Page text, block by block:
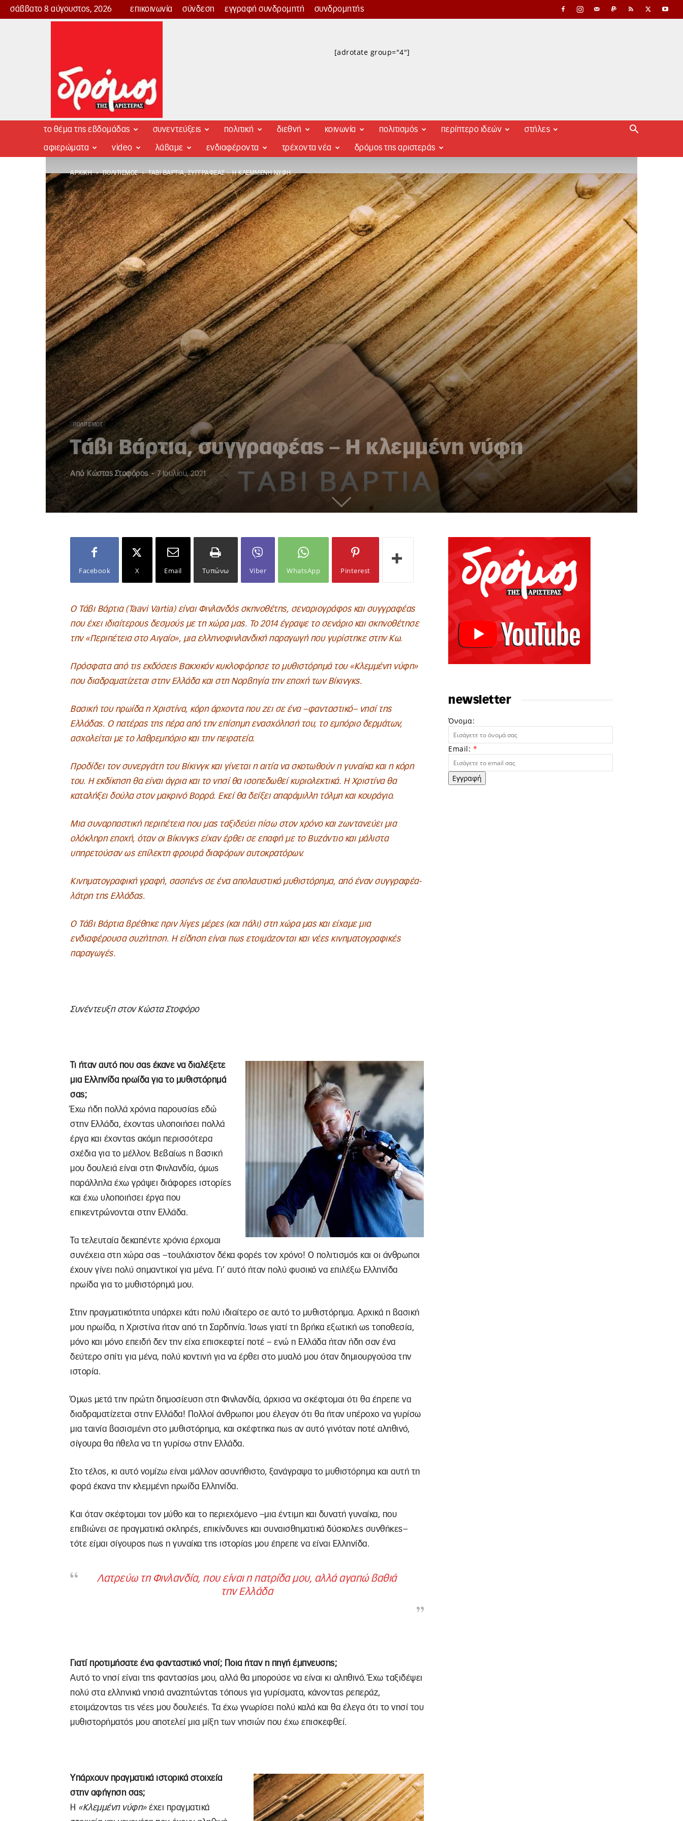
σάββατο 8 αύγουστος, 2026 επικοινωνία σύνδεση εγγραφή συνδρομητή συνδρομητής
Δρόμος
[adrotate group="4"]
το θέμα της εβδομάδας συνεντεύξεις πολιτική διεθνή κοινωνία πολιτισμός περίπτερο ιδεών στήλες
αφιερώματα video λάβαμε ενδιαφέροντα τρέχοντα νέα δρόμος της αριστεράς
ΑΡΧΙΚΉ ΠΟΛΙΤΙΣΜΌΣ ΤΆΒΙ ΒΆΡΤΙΑ, ΣΥΓΓΡΑΦΈΑΣ – Η ΚΛΕΜΜΈΝΗ ΝΎΦΗ
ΠΟΛΙΤΙΣΜΌΣ
Τάβι Βάρτια, συγγραφέας – Η κλεμμένη νύφη
Από Κώστας Στοφόρος - 7 Ιουλίου, 2021
Facebook X Email Τυπώνω Viber WhatsApp Pinterest
Ο Τάβι Βάρτια (Taavi Vartia) είναι Φινλανδός σκηνοθέτης, σεναριογράφος και συγγραφέας
που έχει ιδιαίτερους δεσμούς με τη χώρα μας. Το 2014 έγραψε το σενάριο και σκηνοθέτησε
την «Περιπέτεια στο Αιγαίο», μια ελληνοφινλανδική παραγωγή που γυρίστηκε στην Κω.
Πρόσφατα από τις εκδόσεις Βακχικόν κυκλοφόρησε το μυθιστόρημά του «Κλεμμένη νύφη»
που διαδραματίζεται στην Ελλάδα και στη Νορβηγία την εποχή των Βίκινγκς.
Βασική του ηρωίδα η Χριστίνα, κόρη άρχοντα που ζει σε ένα –φανταστικό– νησί της
Ελλάδας. Ο πατέρας της πέρα από την επίσημη ενασχόλησή του, το εμπόριο δερμάτων,
ασχολείται με το λαθρεμπόριο και την πειρατεία.
Προδίδει τον συνεργάτη του Βίκινγκ και γίνεται η αιτία να σκοτωθούν η γυναίκα και η κόρη
του. Η εκδίκηση θα είναι άγρια και το νησί θα ισοπεδωθεί κυριολεκτικά. Η Χριστίνα θα
καταλήξει δούλα στον μακρινό Βορρά. Εκεί θα δείξει απαράμιλλη τόλμη και κουράγιο.
Μια συναρπαστική περιπέτεια που μας ταξιδεύει πίσω στον χρόνο και ζωντανεύει μια
ολόκληρη εποχή, όταν οι Βίκινγκς είχαν έρθει σε επαφή με το Βυζάντιο και μάλιστα
υπηρετούσαν ως επίλεκτη φρουρά διαφόρων αυτοκρατόρων.
Κινηματογραφική γραφή, σασπένς σε ένα απολαυστικό μυθιστόρημα, από έναν συγγραφέα-
λάτρη της Ελλάδας.
Ο Τάβι Βάρτια βρέθηκε πριν λίγες μέρες (και πάλι) στη χώρα μας και είχαμε μια
ενδιαφέρουσα συζήτηση. Η είδηση είναι πως ετοιμάζονται και νέες κινηματογραφικές
παραγωγές.
Συνέντευξη στον Κώστα Στοφόρο
Τι ήταν αυτό που σας έκανε να διαλέξετε
μια Ελληνίδα ηρωίδα για το μυθιστόρημά
σας;
Έχω ήδη πολλά χρόνια παρουσίας εδώ
στην Ελλάδα, έχοντας υλοποιήσει πολλά
έργα και έχοντας ακόμη περισσότερα
σχέδια για το μέλλον. Βεβαίως η βασική
μου δουλειά είναι στη Φινλανδία, όμως
παράλληλα έχω γράψει διάφορες ιστορίες
και έχω υλοποιήσει έργα που
επικεντρώνονται στην Ελλάδα.
Τα τελευταία δεκαπέντε χρόνια έρχομαι
συνέχεια στη χώρα σας –τουλάχιστον δέκα φορές τον χρόνο! Ο πολιτισμός και οι άνθρωποι
έχουν γίνει πολύ σημαντικοί για μένα. Γι’ αυτό ήταν πολύ φυσικό να επιλέξω Ελληνίδα
ηρωίδα για το μυθιστόρημά μου.
Στην πραγματικότητα υπάρχει κάτι πολύ ιδιαίτερο σε αυτό το μυθιστόρημα. Αρχικά η βασική
μου ηρωίδα, η Χριστίνα ήταν από τη Σαρδηνία. Ίσως γιατί τη βρήκα εξωτική ως τοποθεσία,
μόνο και μόνο επειδή δεν την είχα επισκεφτεί ποτέ – ενώ η Ελλάδα ήταν ήδη σαν ένα
δεύτερο σπίτι για μένα, πολύ κοντινή για να έρθει στο μυαλό μου όταν δημιουργούσα την
ιστορία.
Όμως μετά την πρώτη δημοσίευση στη Φινλανδία, άρχισα να σκέφτομαι ότι θα έπρεπε να
διαδραματίζεται στην Ελλάδα! Πολλοί άνθρωποι μου έλεγαν ότι θα ήταν υπέροχο να γυρίσω
μια ταινία βασισμένη στο μυθιστόρημα, και σκέφτηκα πως αν αυτό γινόταν ποτέ αληθινό,
σίγουρα θα ήθελα να τη γυρίσω στην Ελλάδα.
Στο τέλος, κι αυτό νομίζω είναι μάλλον ασυνήθιστο, ξανάγραψα το μυθιστόρημα και αυτή τη
φορά έκανα την κλεμμένη ηρωίδα Ελληνίδα.
Και όταν σκέφτομαι τον μύθο και το περιεχόμενο –μια έντιμη και δυνατή γυναίκα, που
επιβιώνει σε πραγματικά σκληρές, επικίνδυνες και συναισθηματικά δύσκολες συνθήκες–
τότε είμαι σίγουρος πως η γυναίκα της ιστορίας μου έπρεπε να είναι Ελληνίδα.
Λατρεύω τη Φινλανδία, που είναι η πατρίδα μου, αλλά αγαπώ βαθιά
την Ελλάδα
Γιατί προτιμήσατε ένα φανταστικό νησί; Ποια ήταν η πηγή έμπνευσης;
Αυτό το νησί είναι της φαντασίας μου, αλλά θα μπορούσε να είναι κι αληθινό. Έχω ταξιδέψει
πολύ στα ελληνικά νησιά αναζητώντας τόπους για γυρίσματα, κάνοντας ρεπεράζ,
ετοιμάζοντας τις νέες μου δουλειές. Τα έχω γνωρίσει πολύ καλά και θα έλεγα ότι το νησί του
μυθιστορήματός μου αποτελεί μια μίξη των νησιών που έχω επισκεφθεί.
Υπάρχουν πραγματικά ιστορικά στοιχεία
στην αφήγηση σας;
Η «Κλεμμένη νύφη» έχει πραγματικά
newsletter
Όνομα:
Email: *
Εγγραφή